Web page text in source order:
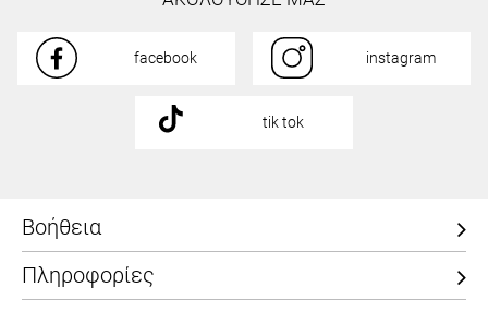
facebook instagram
tik tok
Βοήθεια
Πληροφορίες